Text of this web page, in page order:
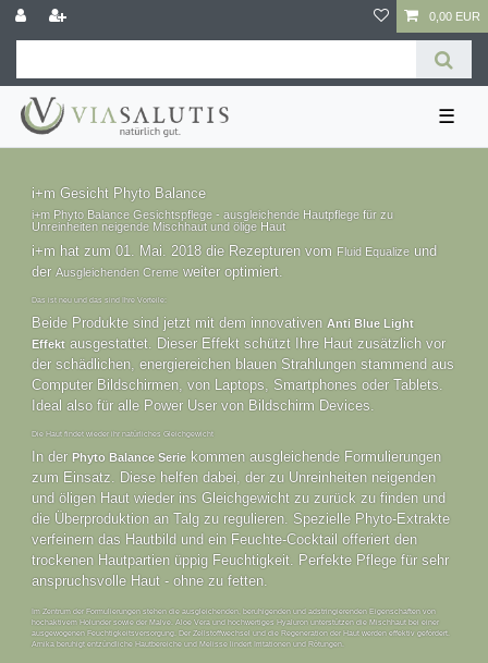
0,00 EUR
☰
i+m Gesicht Phyto Balance
i+m Phyto Balance Gesichtspflege - ausgleichende Hautpflege für zu
Unreinheiten neigende Mischhaut und ölige Haut
i+m hat zum 01. Mai. 2018 die Rezepturen vom Fluid Equalize und
der Ausgleichenden Creme weiter optimiert.
Das ist neu und das sind Ihre Vorteile:
Beide Produkte sind jetzt mit dem innovativen Anti Blue Light
Effekt ausgestattet. Dieser Effekt schützt Ihre Haut zusätzlich vor
der schädlichen, energiereichen blauen Strahlungen stammend aus
Computer Bildschirmen, von Laptops, Smartphones oder Tablets.
Ideal also für alle Power User von Bildschirm Devices.
Die Haut findet wieder ihr natürliches Gleichgewicht
In der Phyto Balance Serie kommen ausgleichende Formulierungen
zum Einsatz. Diese helfen dabei, der zu Unreinheiten neigenden
und öligen Haut wieder ins Gleichgewicht zu zurück zu finden und
die Überproduktion an Talg zu regulieren. Spezielle Phyto-Extrakte
verfeinern das Hautbild und ein Feuchte-Cocktail offeriert den
trockenen Hautpartien üppig Feuchtigkeit. Perfekte Pflege für sehr
anspruchsvolle Haut - ohne zu fetten.
Im Zentrum der Formulierungen stehen die ausgleichenden, beruhigenden und adstringierenden Eigenschaften von
hochaktivem Holunder sowie der Malve. Aloe Vera und hochwertiges Hyaluron unterstützen die Mischhaut bei einer
ausgewogenen Feuchtigkeitsversorgung. Der Zellstoffwechsel und die Regeneration der Haut werden effektiv gefördert.
Arnika beruhigt entzündliche Hautbereiche und Melisse lindert Irritationen und Rötungen.